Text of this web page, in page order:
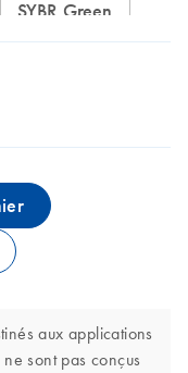
SYBR Green
aux applications
sont pas conçus